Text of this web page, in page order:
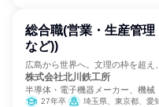
総合職(営業・生産管
など))
広島から世界へ。文理の枠を超
株式会社北川鉄工所
半導体・電子機器メーカー、機械
ーカー27年卒 埼玉県、東京都、愛知県、大阪府、広島県